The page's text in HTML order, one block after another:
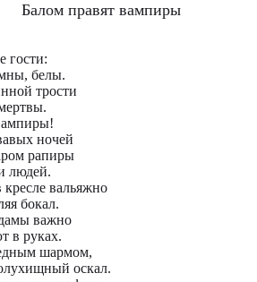
Балом правят вампиры
гости:
белы.
трости
ночей
рапиры
людей.
вальяжно
бокал.
важно
в руках.
шармом,
оскал.